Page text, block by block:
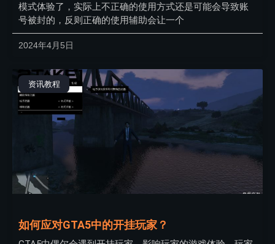
模式体验了，实际上不正确的使用方式还是可能会导致账
号被封的，反则正确的使用辅助会让一个
2024年4月5日
资讯教程
如何应对GTA5中的开挂玩家？